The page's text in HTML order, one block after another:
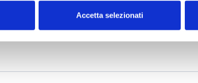
Accetta selezionati